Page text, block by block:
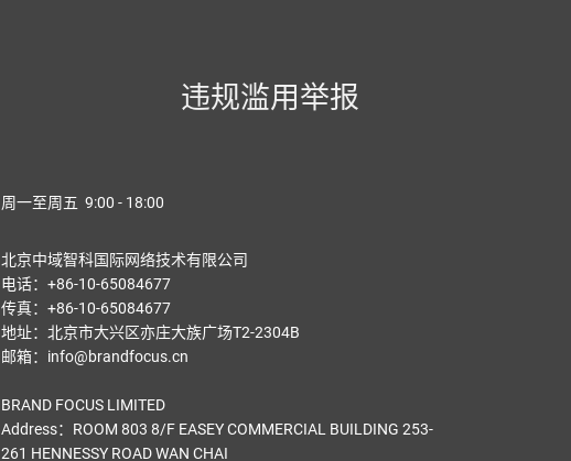
违规滥用举报
周一至周五 9:00 - 18:00
北京中域智科国际网络技术有限公司
电话：+86-10-65084677
传真：+86-10-65084677
地址：北京市大兴区亦庄大族广场T2-2304B
邮箱：info@brandfocus.cn
BRAND FOCUS LIMITED
Address：ROOM 803 8/F EASEY COMMERCIAL BUILDING 253-
261 HENNESSY ROAD WAN CHAI